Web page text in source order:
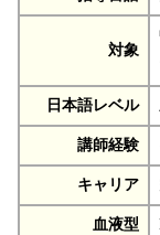
対象
日本語レベル
講師経験
キャリア
血液型